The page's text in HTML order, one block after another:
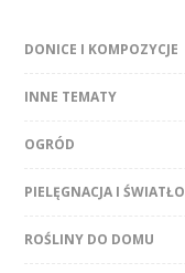
DONICE I KOMPOZYCJE
INNE TEMATY
OGRÓD
PIELĘGNACJA I ŚWIATŁO
ROŚLINY DO DOMU